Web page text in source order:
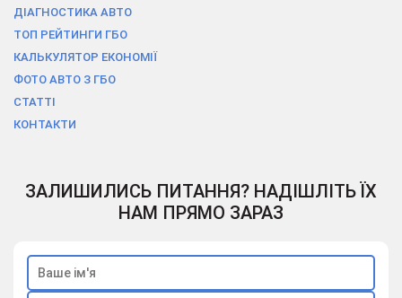
ДІАГНОСТИКА АВТО
ТОП РЕЙТИНГИ ГБО
КАЛЬКУЛЯТОР ЕКОНОМІЇ
ФОТО АВТО З ГБО
СТАТТІ
КОНТАКТИ
ЗАЛИШИЛИСЬ ПИТАННЯ? НАДІШЛІТЬ ЇХ
НАМ ПРЯМО ЗАРАЗ